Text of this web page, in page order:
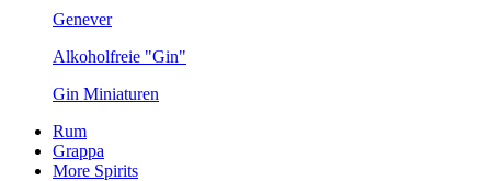
Genever
Alkoholfreie "Gin"
Gin Miniaturen
Rum
Grappa
More Spirits